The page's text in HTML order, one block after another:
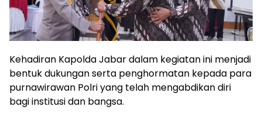
Kehadiran Kapolda Jabar dalam kegiatan ini menjadi
bentuk dukungan serta penghormatan kepada para
purnawirawan Polri yang telah mengabdikan diri
bagi institusi dan bangsa.